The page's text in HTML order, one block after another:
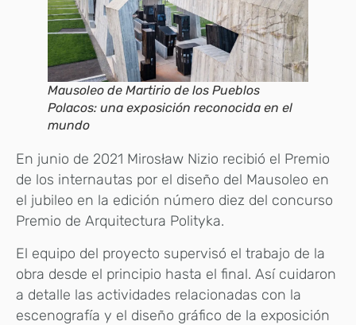
Mausoleo de Martirio de los Pueblos
Polacos: una exposición reconocida en el
mundo
En junio de 2021 Mirosław Nizio recibió el Premio
de los internautas por el diseño del Mausoleo en
el jubileo en la edición número diez del concurso
Premio de Arquitectura Polityka.
El equipo del proyecto supervisó el trabajo de la
obra desde el principio hasta el final. Así cuidaron
a detalle las actividades relacionadas con la
escenografía y el diseño gráfico de la exposición